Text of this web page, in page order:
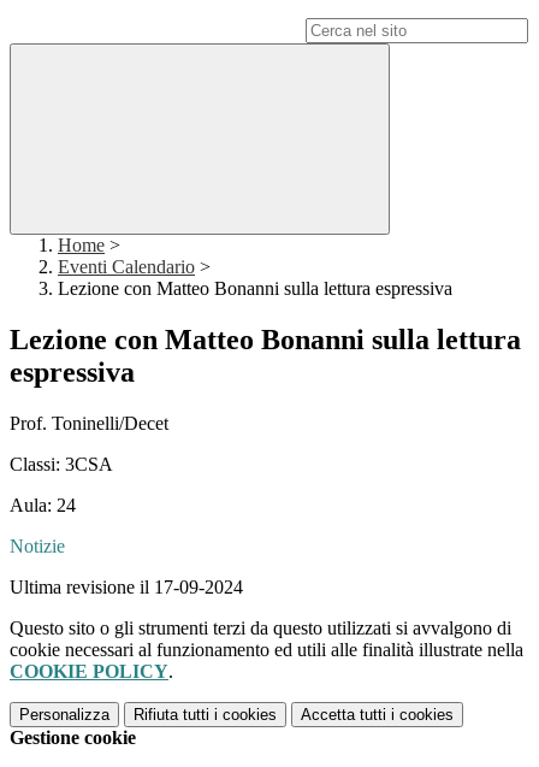
Home >
Eventi Calendario >
Lezione con Matteo Bonanni sulla lettura espressiva
Lezione con Matteo Bonanni sulla lettura
espressiva
Prof. Toninelli/Decet
Classi: 3CSA
Aula: 24
Notizie
Ultima revisione il 17-09-2024
Questo sito o gli strumenti terzi da questo utilizzati si avvalgono di
cookie necessari al funzionamento ed utili alle finalità illustrate nella
COOKIE POLICY.
Personalizza Rifiuta tutti i cookies Accetta tutti i cookies
Gestione cookie